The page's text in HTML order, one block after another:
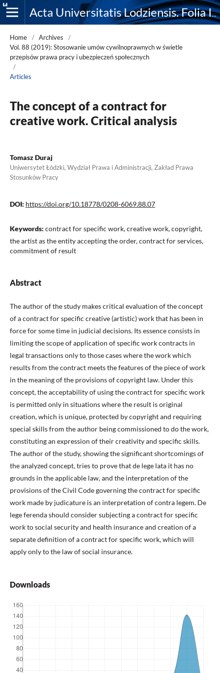
Acta Universitatis Lodziensis. Folia Iuridica
Home / Archives
/
Vol. 88 (2019): Stosowanie umów cywilnoprawnych w świetle
przepisów prawa pracy i ubezpieczeń społecznych
/
Articles
The concept of a contract for
creative work. Critical analysis
Tomasz Duraj
Uniwersytet Łódzki, Wydział Prawa i Administracji, Zakład Prawa
Stosunków Pracy
DOI: https://doi.org/10.18778/0208-6069.88.07
Keywords: contract for specific work, creative work, copyright,
the artist as the entity accepting the order, contract for services,
commitment of result
Abstract
The author of the study makes critical evaluation of the concept
of a contract for specific creative (artistic) work that has been in
force for some time in judicial decisions. Its essence consists in
limiting the scope of application of specific work contracts in
legal transactions only to those cases where the work which
results from the contract meets the features of the piece of work
in the meaning of the provisions of copyright law. Under this
concept, the acceptability of using the contract for specific work
is permitted only in situations where the result is original
creation, which is unique, protected by copyright and requiring
special skills from the author being commissioned to do the work,
constituting an expression of their creativity and specific skills.
The author of the study, showing the significant shortcomings of
the analyzed concept, tries to prove that de lege lata it has no
grounds in the applicable law, and the interpretation of the
provisions of the Civil Code governing the contract for specific
work made by judicature is an interpretation of contra legem. De
lege ferenda should consider subjecting a contract for specific
work to social security and health insurance and creation of a
separate definition of a contract for specific work, which will
apply only to the law of social insurance.
Downloads